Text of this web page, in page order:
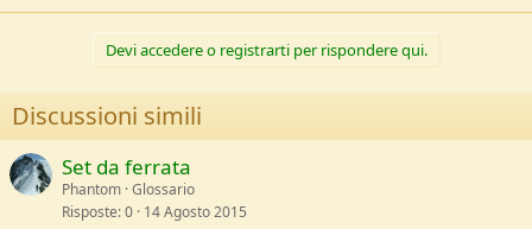
Devi accedere o registrarti per rispondere qui.
Discussioni simili
Set da ferrata
Phantom Glossario
Risposte 0 14 Agosto 2015